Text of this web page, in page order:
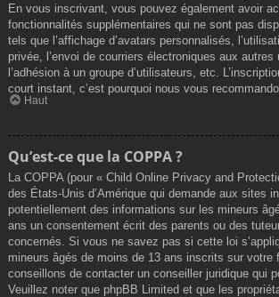
En vous inscrivant, vous pouvez également avoir
fonctionnalités supplémentaires qui ne sont pas
tels que l’affichage d’avatars personnalisés,
privée, l’envoi de courriers électroniques aux autres
l’adhésion à un groupe d’utilisateurs, etc.
court instant, c’est pourquoi nous vous
Haut
Qu’est-ce que la COPPA ?
La COPPA (pour « Child Online Privacy and
des États-Unis d’Amérique qui demande aux sites
potentiellement des informations sur les mineurs
ans un consentement écrit des parents ou des
concernés. Si vous ne savez pas si cette loi
mineurs âgés de moins de 13 ans inscrits sur votre
conseillons de contacter un conseiller juridique qui
Veuillez noter que phpBB Limited et que les